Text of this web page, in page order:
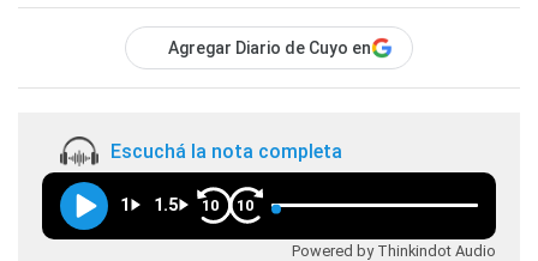
Agregar Diario de Cuyo en
Escuchá la nota completa
1 1.5 10 10
Powered by Thinkindot Audio